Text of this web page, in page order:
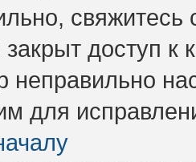
доступ к
неправильно
для